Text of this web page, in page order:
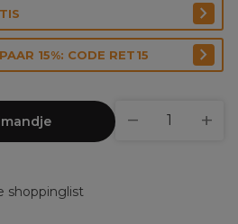
15%: CODE RET15
shoppinglist